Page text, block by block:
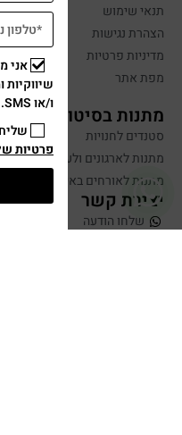
תנאי שימוש
הצהרת נגישות
מדיניות פרטיות
מפת אתר
מתנות בסיטונאות
סטנדים לחנויות
מתנות לארגונים ולעובדים
מתנות לאורחים באירועים
יצירת קשר
שלחו הודעה
אני
ו/או SMS.
פרטיות